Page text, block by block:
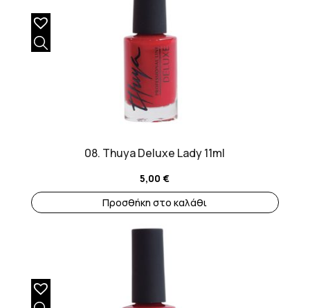
08. Thuya Deluxe Lady 11ml
5,00€
Προσθήκη στο καλάθι